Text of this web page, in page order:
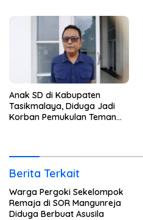
Anak SD di Kabupaten
Tasikmalaya, Diduga Jadi
Korban Pemukulan Teman
Berita Terkait
Warga Pergoki Sekelompok
Remaja di SOR Mangunreja
Diduga Berbuat Asusila